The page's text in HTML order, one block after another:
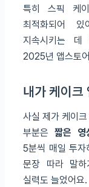
특히 스픽 케
최적화되어
지속시키는 데
2025년 앱스토
내가 케이크
사실 제가 케이
부분은 짧은 영
5분씩 매일 투자
문장 따라 말하
실력도 늘었어요.